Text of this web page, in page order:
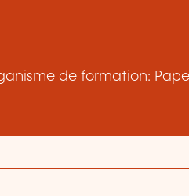
de formation: